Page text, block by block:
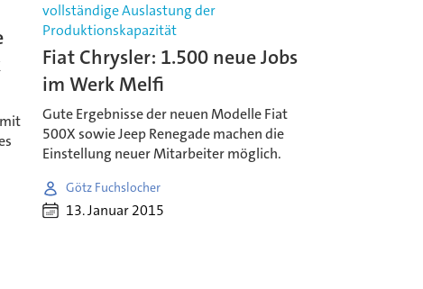
vollständige Auslastung der
Produktionskapazität
Fiat Chrysler: 1.500 neue Jobs
im Werk Melfi
Gute Ergebnisse der neuen Modelle Fiat
500X sowie Jeep Renegade machen die
Einstellung neuer Mitarbeiter möglich.
Götz Fuchslocher
13. Januar 2015